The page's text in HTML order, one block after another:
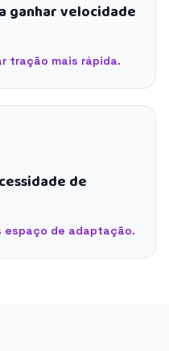
ganhar velocidade
tração mais rápida.
de
espaço de adaptação.